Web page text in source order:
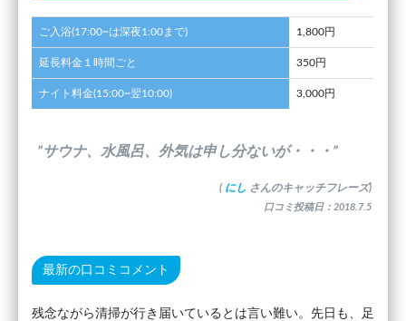
ご入浴(17:00~は深夜1:00まで) 1,800円
延長料金１時間ごと 350円
ナイト料金(15:00~翌10:00) 3,000円
”サウナ、水風呂、外気は申し分ないが・・・”
( にし さんのキャッチフレーズ)
口コミ投稿日：2018.7.5
最新の口コミコメント
残念ながら清掃が行き届いているとは言い難い。先日も、足